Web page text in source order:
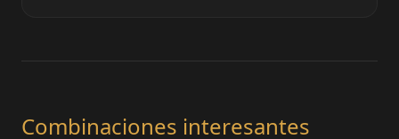
Combinaciones interesantes